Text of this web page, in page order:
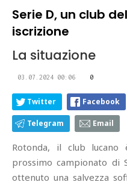
Serie D, un club
iscrizione
La situazione
03.07.2024 00:06 0
Twitter Facebook
Telegram Email
Rotonda, il club
prossimo campionato di
ottenuto una salvezza